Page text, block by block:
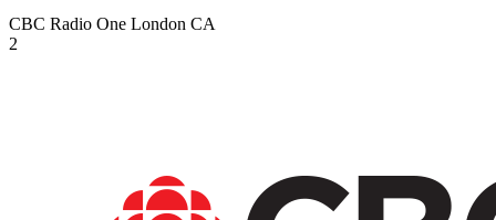
CBC Radio One London CA
2